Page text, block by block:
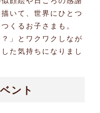
いて、世界にひとつ
くるお子さまも。
」とワクワクしなが
た気持ちになりまし
ント